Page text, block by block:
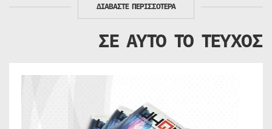
ΔΙΑΒΑΣΤΕ ΠΕΡΙΣΣΟΤΕΡΑ
ΣΕ ΑΥΤΟ ΤΟ ΤΕΥΧΟΣ